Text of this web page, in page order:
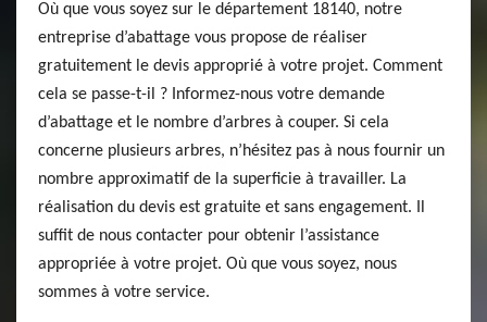
Où que vous soyez sur le département 18140, notre
entreprise d’abattage vous propose de réaliser
gratuitement le devis approprié à votre projet. Comment
cela se passe-t-il ? Informez-nous votre demande
d’abattage et le nombre d’arbres à couper. Si cela
concerne plusieurs arbres, n’hésitez pas à nous fournir un
nombre approximatif de la superficie à travailler. La
réalisation du devis est gratuite et sans engagement. Il
suffit de nous contacter pour obtenir l’assistance
appropriée à votre projet. Où que vous soyez, nous
sommes à votre service.